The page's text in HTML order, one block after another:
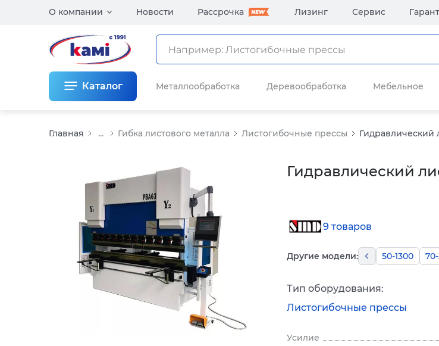
О компании Новости Рассрочка Лизинг Сервис
Каталог Металлообработка Деревообработка Мебельное
Главная ... Гибка листового металла Листогибочные прессы Гидравлический
Гидравлический
9 товаров
Другие модели: 50-1300
Тип оборудования:
Листогибочные прессы
Усилие